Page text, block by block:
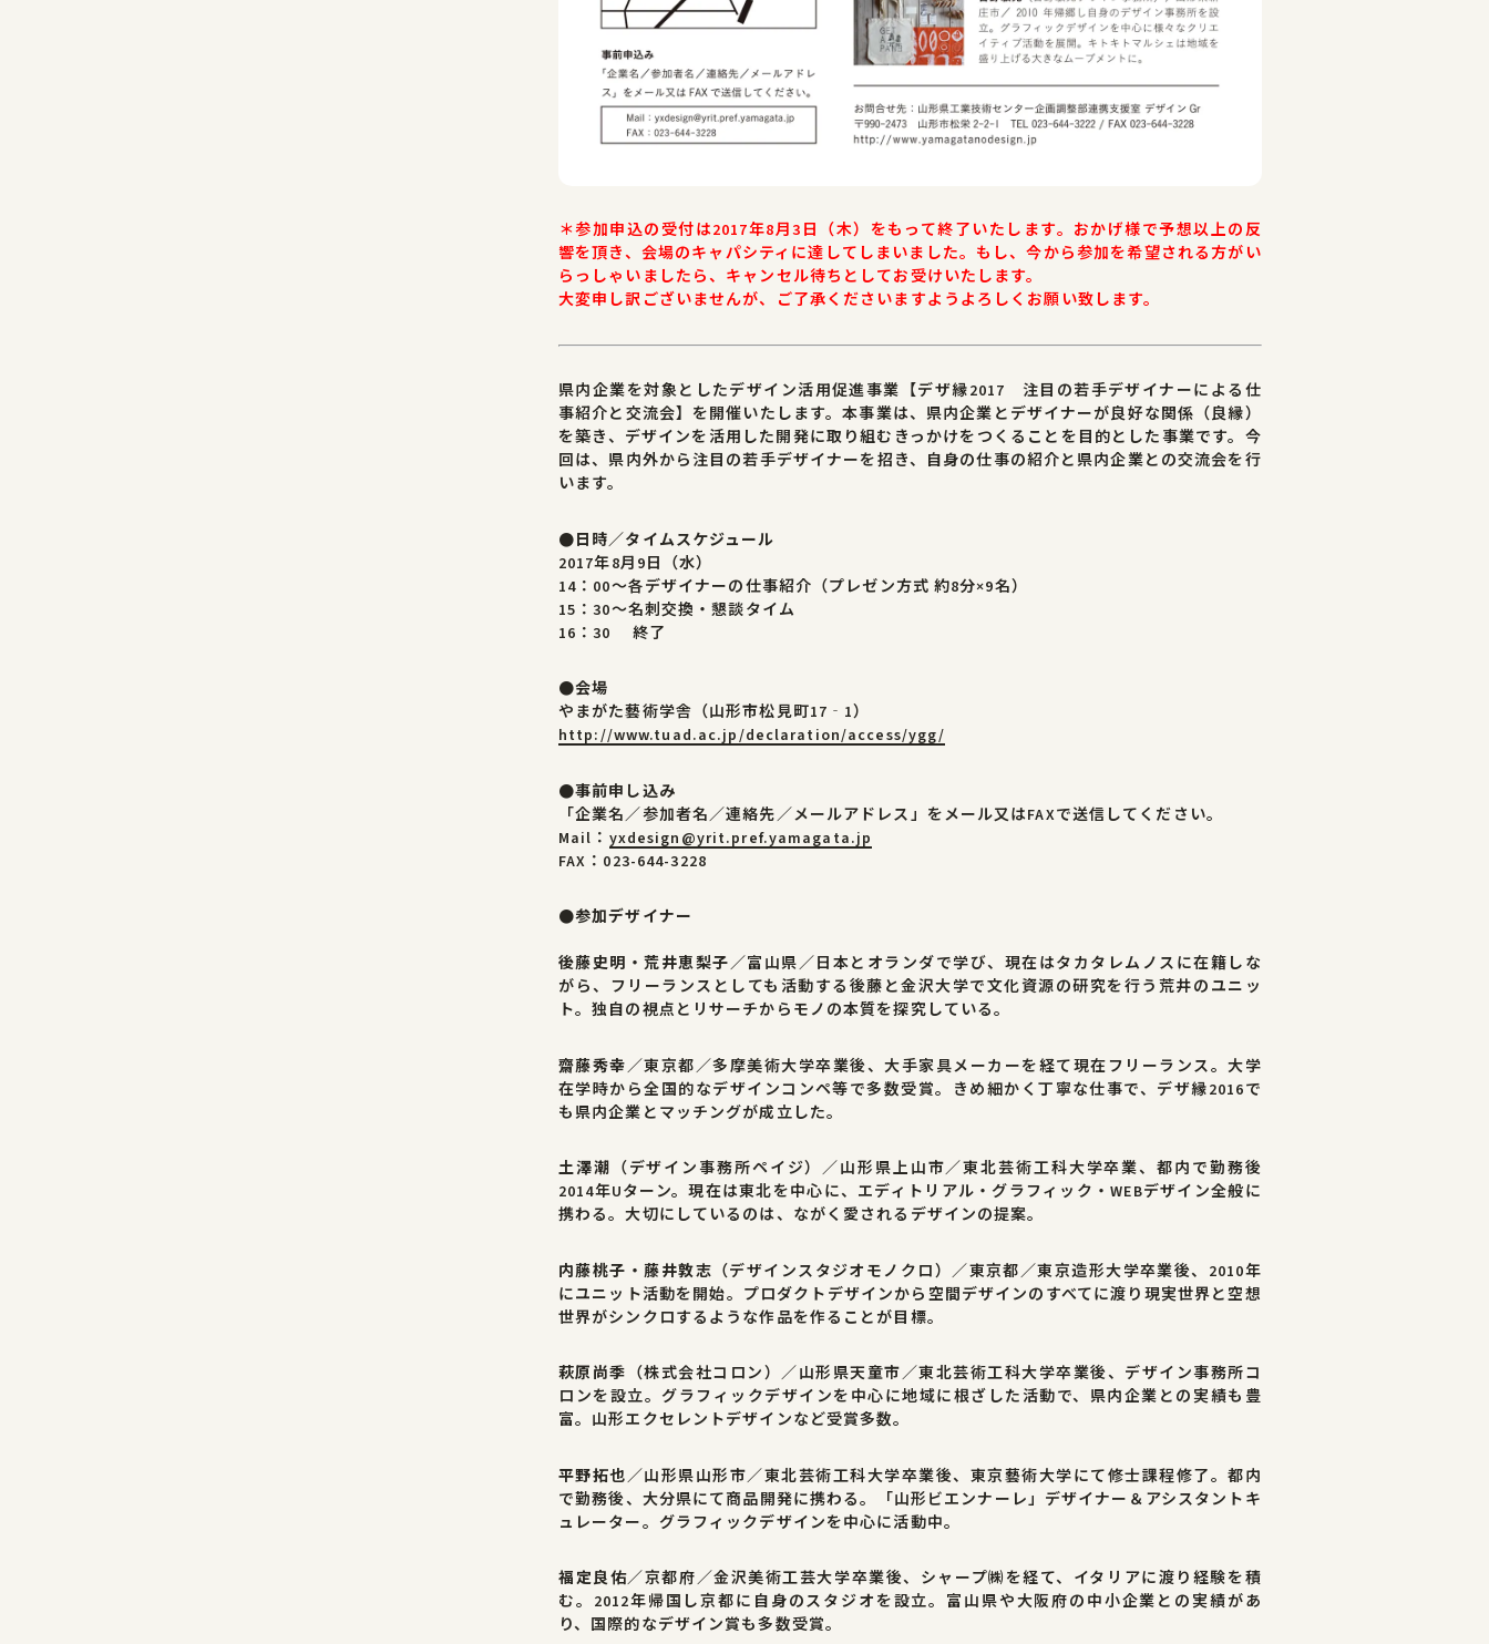
＊参加申込の受付は2017年8月3日（木）をもって終了いたします。おかげ様で予想以上の反
響を頂き、会場のキャパシティに達してしまいました。もし、今から参加を希望される方がい
らっしゃいましたら、キャンセル待ちとしてお受けいたします。
大変申し訳ございませんが、ご了承くださいますようよろしくお願い致します。
県内企業を対象としたデザイン活用促進事業【デザ縁2017 注目の若手デザイナーによる仕
事紹介と交流会】を開催いたします。本事業は、県内企業とデザイナーが良好な関係（良縁）
を築き、デザインを活用した開発に取り組むきっかけをつくることを目的とした事業です。今
回は、県内外から注目の若手デザイナーを招き、自身の仕事の紹介と県内企業との交流会を行
います。
●日時／タイムスケジュール
2017年8月9日（水）
14：00～各デザイナーの仕事紹介（プレゼン方式 約8分×9名）
15：30～名刺交換・懇談タイム
16：30 終了
●会場
やまがた藝術学舎（山形市松見町17‐1）
http://www.tuad.ac.jp/declaration/access/ygg/
●事前申し込み
「企業名／参加者名／連絡先／メールアドレス」をメール又はFAXで送信してください。
Mail： yxdesign@yrit.pref.yamagata.jp
FAX：023-644-3228
●参加デザイナー
後藤史明・荒井恵梨子／富山県／日本とオランダで学び、現在はタカタレムノスに在籍しな
がら、フリーランスとしても活動する後藤と金沢大学で文化資源の研究を行う荒井のユニッ
ト。独自の視点とリサーチからモノの本質を探究している。
齋藤秀幸／東京都／多摩美術大学卒業後、大手家具メーカーを経て現在フリーランス。大学
在学時から全国的なデザインコンペ等で多数受賞。きめ細かく丁寧な仕事で、デザ縁2016で
も県内企業とマッチングが成立した。
土澤潮 （デザイン事務所ペイジ）／山形県上山市／東北芸術工科大学卒業、都内で勤務後
2014年Uターン。現在は東北を中心に、エディトリアル・グラフィック・WEBデザイン全般に
携わる。大切にしているのは、ながく愛されるデザインの提案。
内藤桃子・藤井敦志 （デザインスタジオモノクロ）／東京都／東京造形大学卒業後、2010年
にユニット活動を開始。プロダクトデザインから空間デザインのすべてに渡り現実世界と空想
世界がシンクロするような作品を作ることが目標。
萩原尚季 （株式会社コロン）／山形県天童市／東北芸術工科大学卒業後、デザイン事務所コ
ロンを設立。グラフィックデザインを中心に地域に根ざした活動で、県内企業との実績も豊
富。山形エクセレントデザインなど受賞多数。
平野拓也／山形県山形市／東北芸術工科大学卒業後、東京藝術大学にて修士課程修了。都内
で勤務後、大分県にて商品開発に携わる。「山形ビエンナーレ」デザイナー＆アシスタントキ
ュレーター。グラフィックデザインを中心に活動中。
福定良佑／京都府／金沢美術工芸大学卒業後、シャープ㈱を経て、イタリアに渡り経験を積
む。2012年帰国し京都に自身のスタジオを設立。富山県や大阪府の中小企業との実績があ
り、国際的なデザイン賞も多数受賞。